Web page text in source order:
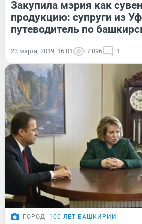
Закупила мэрия как
продукцию: супруги из
путеводитель по
23 марта, 2019, 16:01 7 096 1
ГОРОД 100 ЛЕТ БАШКИРИИ